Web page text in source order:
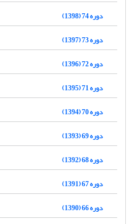
دوره 74 (1398)
دوره 73 (1397)
دوره 72 (1396)
دوره 71 (1395)
دوره 70 (1394)
دوره 69 (1393)
دوره 68 (1392)
دوره 67 (1391)
دوره 66 (1390)